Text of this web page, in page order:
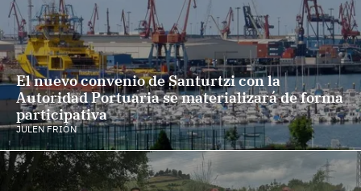
El nuevo convenio de Santurtzi con la
Autoridad Portuaria se materializará de forma
participativa
JULEN FRIÓN